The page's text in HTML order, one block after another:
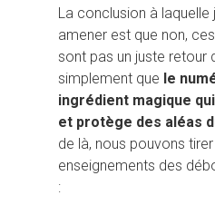
La conclusion à laquelle
amener est que non,
sont pas un juste retour
simplement que le
ingrédient magique
et protège des aléas
de là, nous pouvons
enseignements des
: